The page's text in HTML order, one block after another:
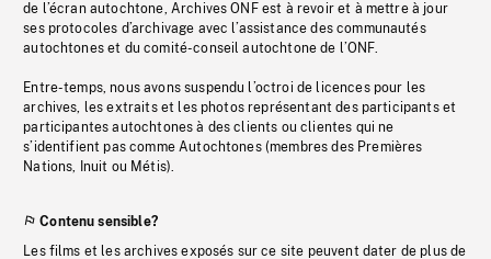
de l’écran autochtone, Archives ONF est à revoir et à mettre à jour
ses protocoles d’archivage avec l’assistance des communautés
autochtones et du comité-conseil autochtone de l’ONF.
Entre-temps, nous avons suspendu l’octroi de licences pour les
archives, les extraits et les photos représentant des participants et
participantes autochtones à des clients ou clientes qui ne
s’identifient pas comme Autochtones (membres des Premières
Nations, Inuit ou Métis).
Contenu sensible?
Les films et les archives exposés sur ce site peuvent dater de plus de